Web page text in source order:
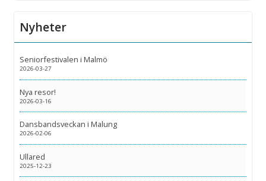
Nyheter
Seniorfestivalen i Malmö
2026-03-27
Nya resor!
2026-03-16
Dansbandsveckan i Malung
2026-02-06
Ullared
2025-12-23